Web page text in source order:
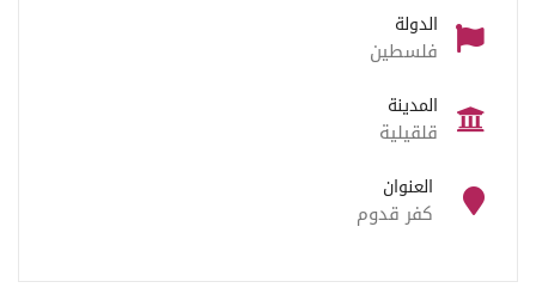
الدولة
فلسطين
المدينة
قلقيلية
العنوان
كفر قدوم